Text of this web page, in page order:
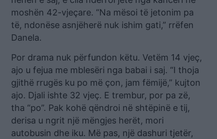
moshën 42-vjeçare. “Na mësoi të jetonim pa
të, ndonëse asnjëherë nuk ishim gati,” rrëfen
Danela.
Por drama nuk përfundon këtu. Vetëm 14 vjeç,
ajo u fejua me mblesëri nga babai i saj. “I thoja
gjithë rrugës ku po më çon, jam fëmijë,” kujton
ajo. Djali ishte 32 vjeç. E trembur, por pa zë,
tha “po”. Pak kohë qëndroi në shtëpinë e tij,
derisa u ngrit një mëngjes herët, mori
autobusin dhe iku. Më pas, një dashuri tjetër,